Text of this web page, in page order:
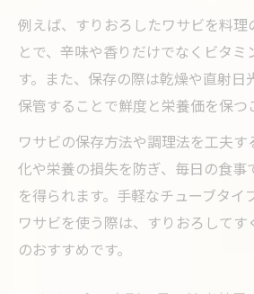
例えば、すりおろしたワサビを料理
とで、辛味や香りだけでなくビタミ
す。また、保存の際は乾燥や直射日
保管することで鮮度と栄養価を保つ
ワサビの保存方法や調理法を工夫す
化や栄養の損失を防ぎ、毎日の食事
を得られます。手軽なチューブタイ
ワサビを使う際は、すりおろして
のおすすめです。